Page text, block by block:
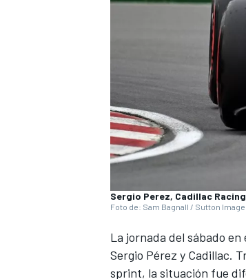
NASCAR CUP
Sergio Perez, Cadillac Racing
Foto de: Sam Bagnall / Sutton
La jornada del sábado
Sergio Pérez y Cadillac.
sprint, la situación fue